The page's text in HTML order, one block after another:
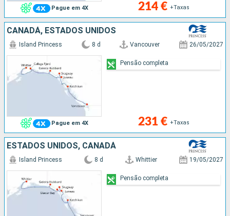
Pague em 4X 214 € +Taxas
CANADÁ, ESTADOS UNIDOS
Pague em 4X
Island Princess 8 d Vancouver 26/05/2027
231 € +Taxas
Pensão completa
ESTADOS UNIDOS, CANADÁ
Island Princess 8 d Whittier 19/05/2027
Pensão completa